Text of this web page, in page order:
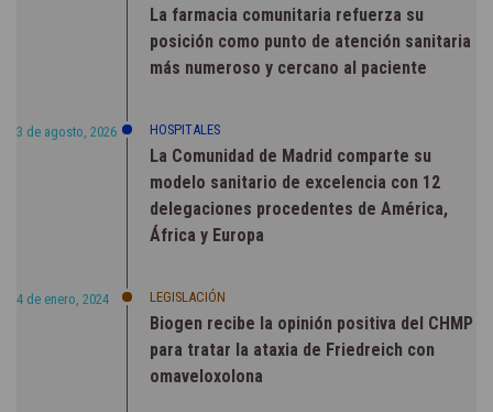
La farmacia comunitaria refuerza su
posición como punto de atención sanitaria
más numeroso y cercano al paciente
3 de agosto, 2026 HOSPITALES
La Comunidad de Madrid comparte su
modelo sanitario de excelencia con 12
delegaciones procedentes de América,
África y Europa
4 de enero, 2024 LEGISLACIÓN
Biogen recibe la opinión positiva del CHMP
para tratar la ataxia de Friedreich con
omaveloxolona